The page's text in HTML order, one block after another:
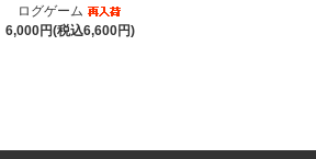
ログゲーム
6,000円(税込6,600円)